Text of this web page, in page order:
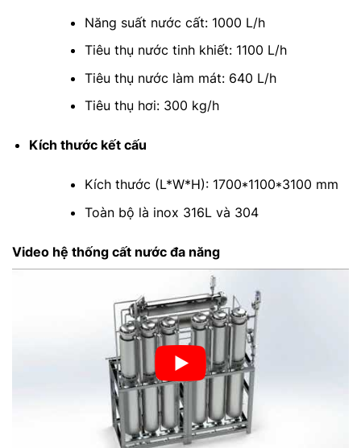
Năng suất nước cất: 1000 L/h
Tiêu thụ nước tinh khiết: 1100 L/h
Tiêu thụ nước làm mát: 640 L/h
Tiêu thụ hơi: 300 kg/h
Kích thước kết cấu
Kích thước (L*W*H): 1700*1100*3100 mm
Toàn bộ là inox 316L và 304
Video hệ thống cất nước đa năng